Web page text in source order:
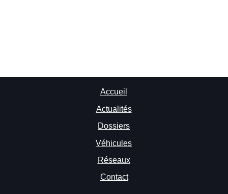
Accueil
Actualités
Dossiers
Véhicules
Réseaux
Contact